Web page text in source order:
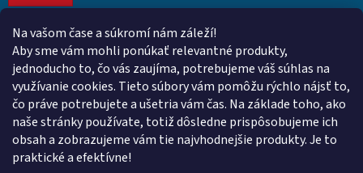
Na vašom čase a súkromí nám záleží!
Aby sme vám mohli ponúkať relevantné produkty,
jednoducho to, čo vás zaujíma, potrebujeme váš súhlas na
využívanie cookies. Tieto súbory vám pomôžu rýchlo nájsť to,
čo práve potrebujete a ušetria vám čas. Na základe toho, ako
naše stránky používate, totiž dôsledne prispôsobujeme ich
obsah a zobrazujeme vám tie najvhodnejšie produkty. Je to
praktické a efektívne!
Kontakt
obchod@ euroshopy.sk
0911 931 019
0911 931 019
Facebook Euroshopy